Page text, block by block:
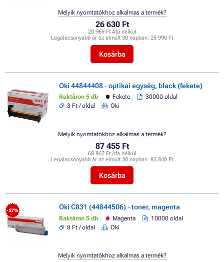
26 630 Ft
20 969 Ft Áfa nélkül
Legalacsonyabb ár az elmúlt 30 napban: 25 990 Ft
Kosárba
Melyik nyomtatókhoz alkalmas a termék?
Oki 44844408 - optikai egység, black (fekete)
Raktáron 5 db Fekete
30000 oldal
3 Ft / oldal
Oki
87 455 Ft
68 862 Ft Áfa nélkül
Legalacsonyabb ár az elmúlt 30 napban: 83 840 Ft
Kosárba
Melyik nyomtatókhoz alkalmas a termék?
- 27% Oki C831 (44844506) - toner, magenta
Raktáron 5 db Magenta
10000 oldal
8 Ft / oldal
Oki
Melyik nyomtatókhoz alkalmas a termék?